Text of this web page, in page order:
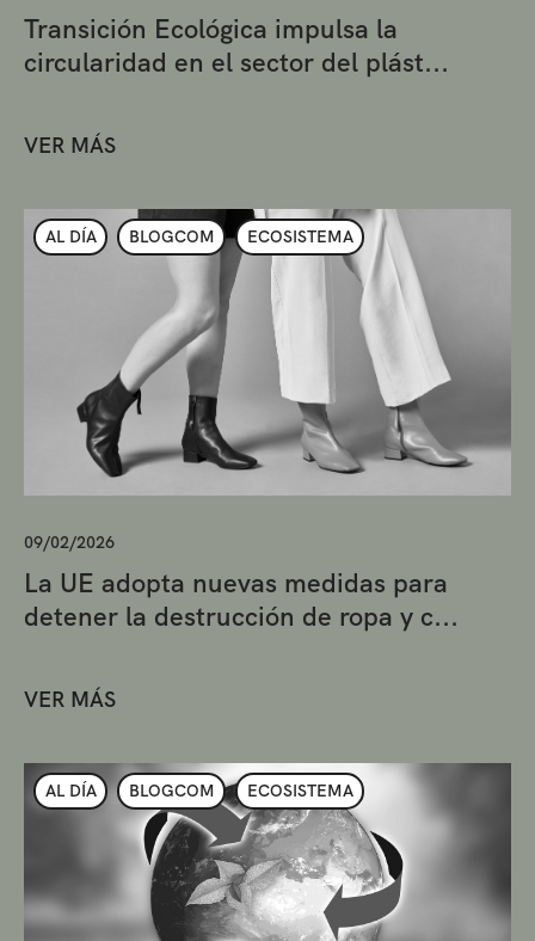
Transición Ecológica impulsa la
circularidad en el sector del plást...
VER MÁS
AL DÍA BLOGCOM ECOSISTEMA
09/02/2026
La UE adopta nuevas medidas para
detener la destrucción de ropa y c...
VER MÁS
AL DÍA BLOGCOM ECOSISTEMA